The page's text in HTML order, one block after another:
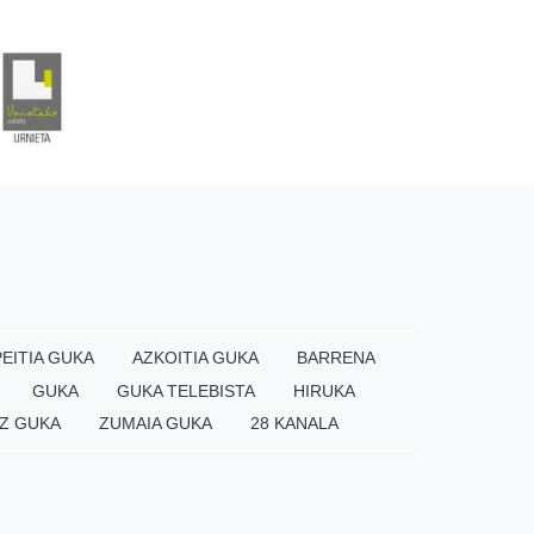
GUKA AZKOITIA GUKA
BARRENA
GUKA
GUKA TELEBISTA
HIRUKA
GUKA
ZUMAIA GUKA 28 KANALA